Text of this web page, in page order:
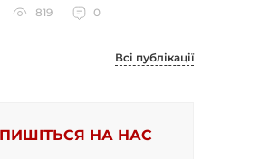
819 0
Всі публікації
НА НАС